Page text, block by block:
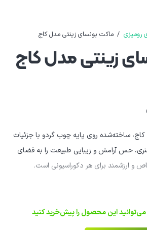
رومیزی / ماکت بونسای زینتی مدل کاج
زینتی مدل کاج
ساخته‌شده روی پایه چوب گردو با جزئیات
حس آرامش و زیبایی طبیعت را به فضای
و ارزشمند برای هر دکوراسیونی است.
این محصول را پیش‌خرید کنید